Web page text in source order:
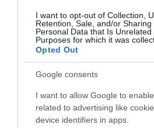
I want to opt-out of Collection,
Retention, Sale, and/or Sharing
Personal Data that Is Unrelated
Purposes for which it was
Opted Out
Google consents
I want to allow Google to
related to advertising like
device identifiers in apps.
τελικό ποσό πληρωμής
γεωργούς είχαν
οφειλής τους
λογαριασμό του
έγγραφες
2026 και ώρα 23:59.
Για110 παραγωγούς